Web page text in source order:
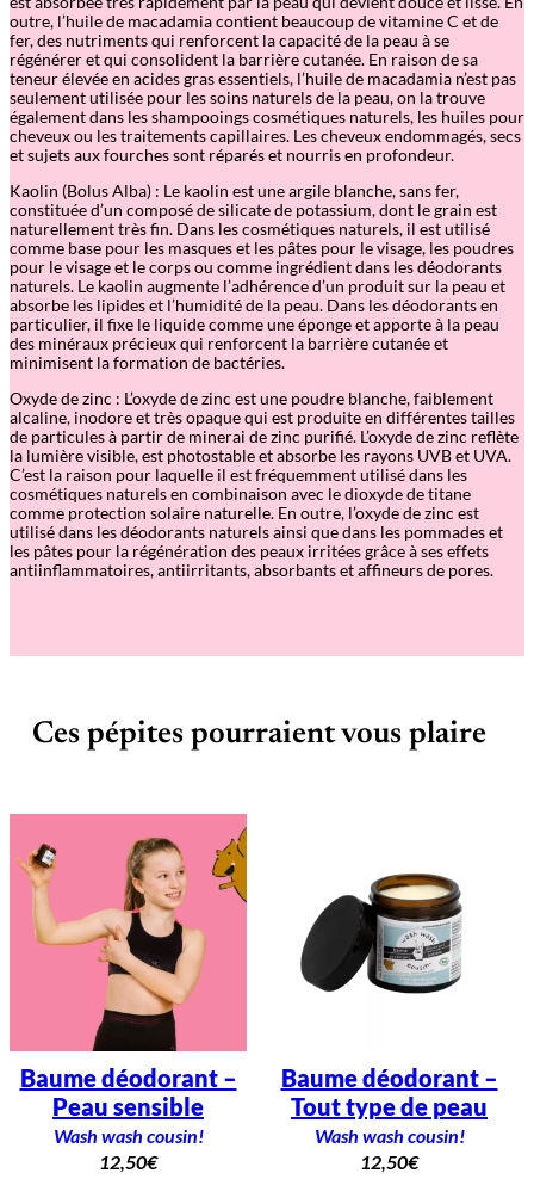
outre, l’huile de macadamia contient beaucoup de vitamine C et de
fer, des nutriments qui renforcent la capacité de la peau à se
régénérer et qui consolident la barrière cutanée. En raison de sa
teneur élevée en acides gras essentiels, l’huile de macadamia n’est pas
seulement utilisée pour les soins naturels de la peau, on la trouve
également dans les shampooings cosmétiques naturels, les huiles pour
cheveux ou les traitements capillaires. Les cheveux endommagés, secs
et sujets aux fourches sont réparés et nourris en profondeur.
Kaolin (Bolus Alba) : Le kaolin est une argile blanche, sans fer,
constituée d’un composé de silicate de potassium, dont le grain est
naturellement très fin. Dans les cosmétiques naturels, il est utilisé
comme base pour les masques et les pâtes pour le visage, les poudres
pour le visage et le corps ou comme ingrédient dans les déodorants
naturels. Le kaolin augmente l’adhérence d’un produit sur la peau et
absorbe les lipides et l’humidité de la peau. Dans les déodorants en
particulier, il fixe le liquide comme une éponge et apporte à la peau
des minéraux précieux qui renforcent la barrière cutanée et
minimisent la formation de bactéries.
Oxyde de zinc : L’oxyde de zinc est une poudre blanche, faiblement
alcaline, inodore et très opaque qui est produite en différentes tailles
de particules à partir de minerai de zinc purifié. L’oxyde de zinc reflète
la lumière visible, est photostable et absorbe les rayons UVB et UVA.
C’est la raison pour laquelle il est fréquemment utilisé dans les
cosmétiques naturels en combinaison avec le dioxyde de titane
comme protection solaire naturelle. En outre, l’oxyde de zinc est
utilisé dans les déodorants naturels ainsi que dans les pommades et
les pâtes pour la régénération des peaux irritées grâce à ses effets
antiinflammatoires, antiirritants, absorbants et affineurs de pores.
Ces pépites pourraient vous plaire
Baume déodorant –
Peau sensible
Wash wash cousin!
12,50€
Baume déodorant –
Tout type de peau
Wash wash cousin!
12,50€